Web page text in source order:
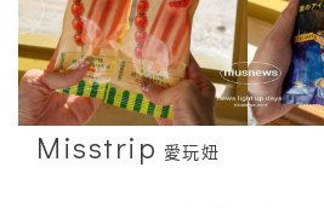
Misstrip 愛玩妞